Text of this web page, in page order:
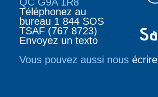
Téléphonez au
bureau 1 844 SOS
TSAF (767 8723)
Envoyez un texto
Vous pouvez aussi nousécrire